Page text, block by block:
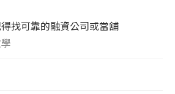
找可靠的融資公司或當舖